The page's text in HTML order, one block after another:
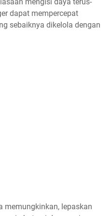
mengisi daya terus-
dapat mempercepat
sebaiknya dikelola dengan
memungkinkan, lepaskan